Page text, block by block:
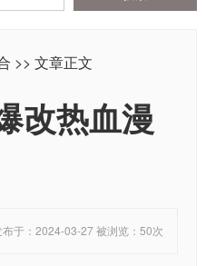
>> 文章正文
改热血漫
布于：2024-03-27 被浏览：50次